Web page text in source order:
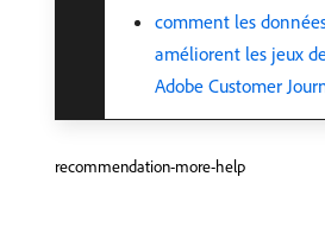
comment les
améliorent les jeux
Adobe Customer
recommendation-more-help